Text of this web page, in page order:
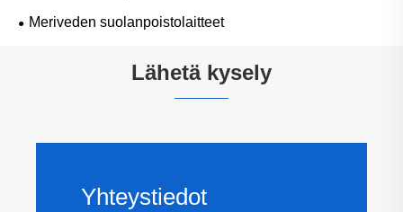
Meriveden suolanpoistolaitteet
Lähetä kysely
Yhteystiedot